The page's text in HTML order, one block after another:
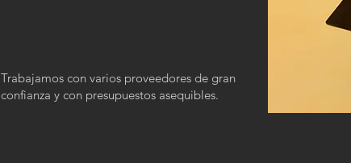
Trabajamos con varios proveedores de gran
confianza y con presupuestos asequibles.